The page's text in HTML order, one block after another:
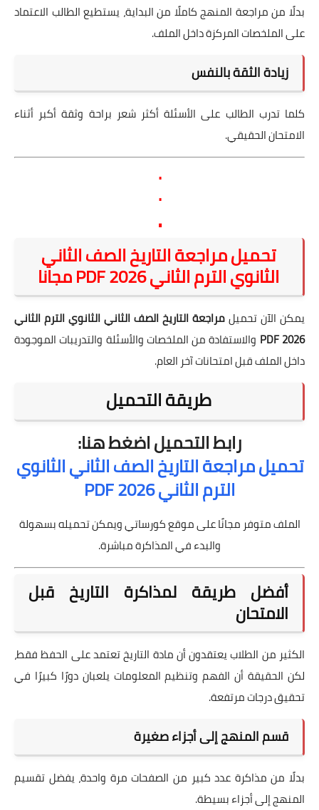
بدلًا من مراجعة المنهج كاملًا من البداية، يستطيع الطالب الاعتماد
على الملخصات المركزة داخل الملف.
زيادة الثقة بالنفس
كلما تدرب الطالب على الأسئلة أكثر شعر براحة وثقة أكبر أثناء
الامتحان الحقيقي.
.
.
.
تحميل مراجعة التاريخ الصف الثاني
الثانوي الترم الثاني 2026 PDF مجانا
يمكن الآن تحميلمراجعة التاريخ الصف الثاني الثانوي الترم الثاني
2026 PDF
والاستفادة من الملخصات والأسئلة والتدريبات الموجودة
داخل الملف قبل امتحانات آخر العام.
طريقة التحميل
رابط التحميل اضغط هنا:
تحميل مراجعة التاريخ الصف الثاني الثانوي
الترم الثاني 2026 PDF
الملف متوفر مجانًا على موقع كورساتي ويمكن تحميله بسهولة
والبدء في المذاكرة مباشرة.
أفضل طريقة لمذاكرة التاريخ قبل
الامتحان
الكثير من الطلاب يعتقدون أن مادة التاريخ تعتمد على الحفظ فقط،
لكن الحقيقة أن الفهم وتنظيم المعلومات يلعبان دورًا كبيرًا في
تحقيق درجات مرتفعة.
قسم المنهج إلى أجزاء صغيرة
بدلًا من مذاكرة عدد كبير من الصفحات مرة واحدة، يفضل تقسيم
المنهج إلى أجزاء بسيطة.